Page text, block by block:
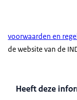
voorwaarden en
de website van de
Heeft deze